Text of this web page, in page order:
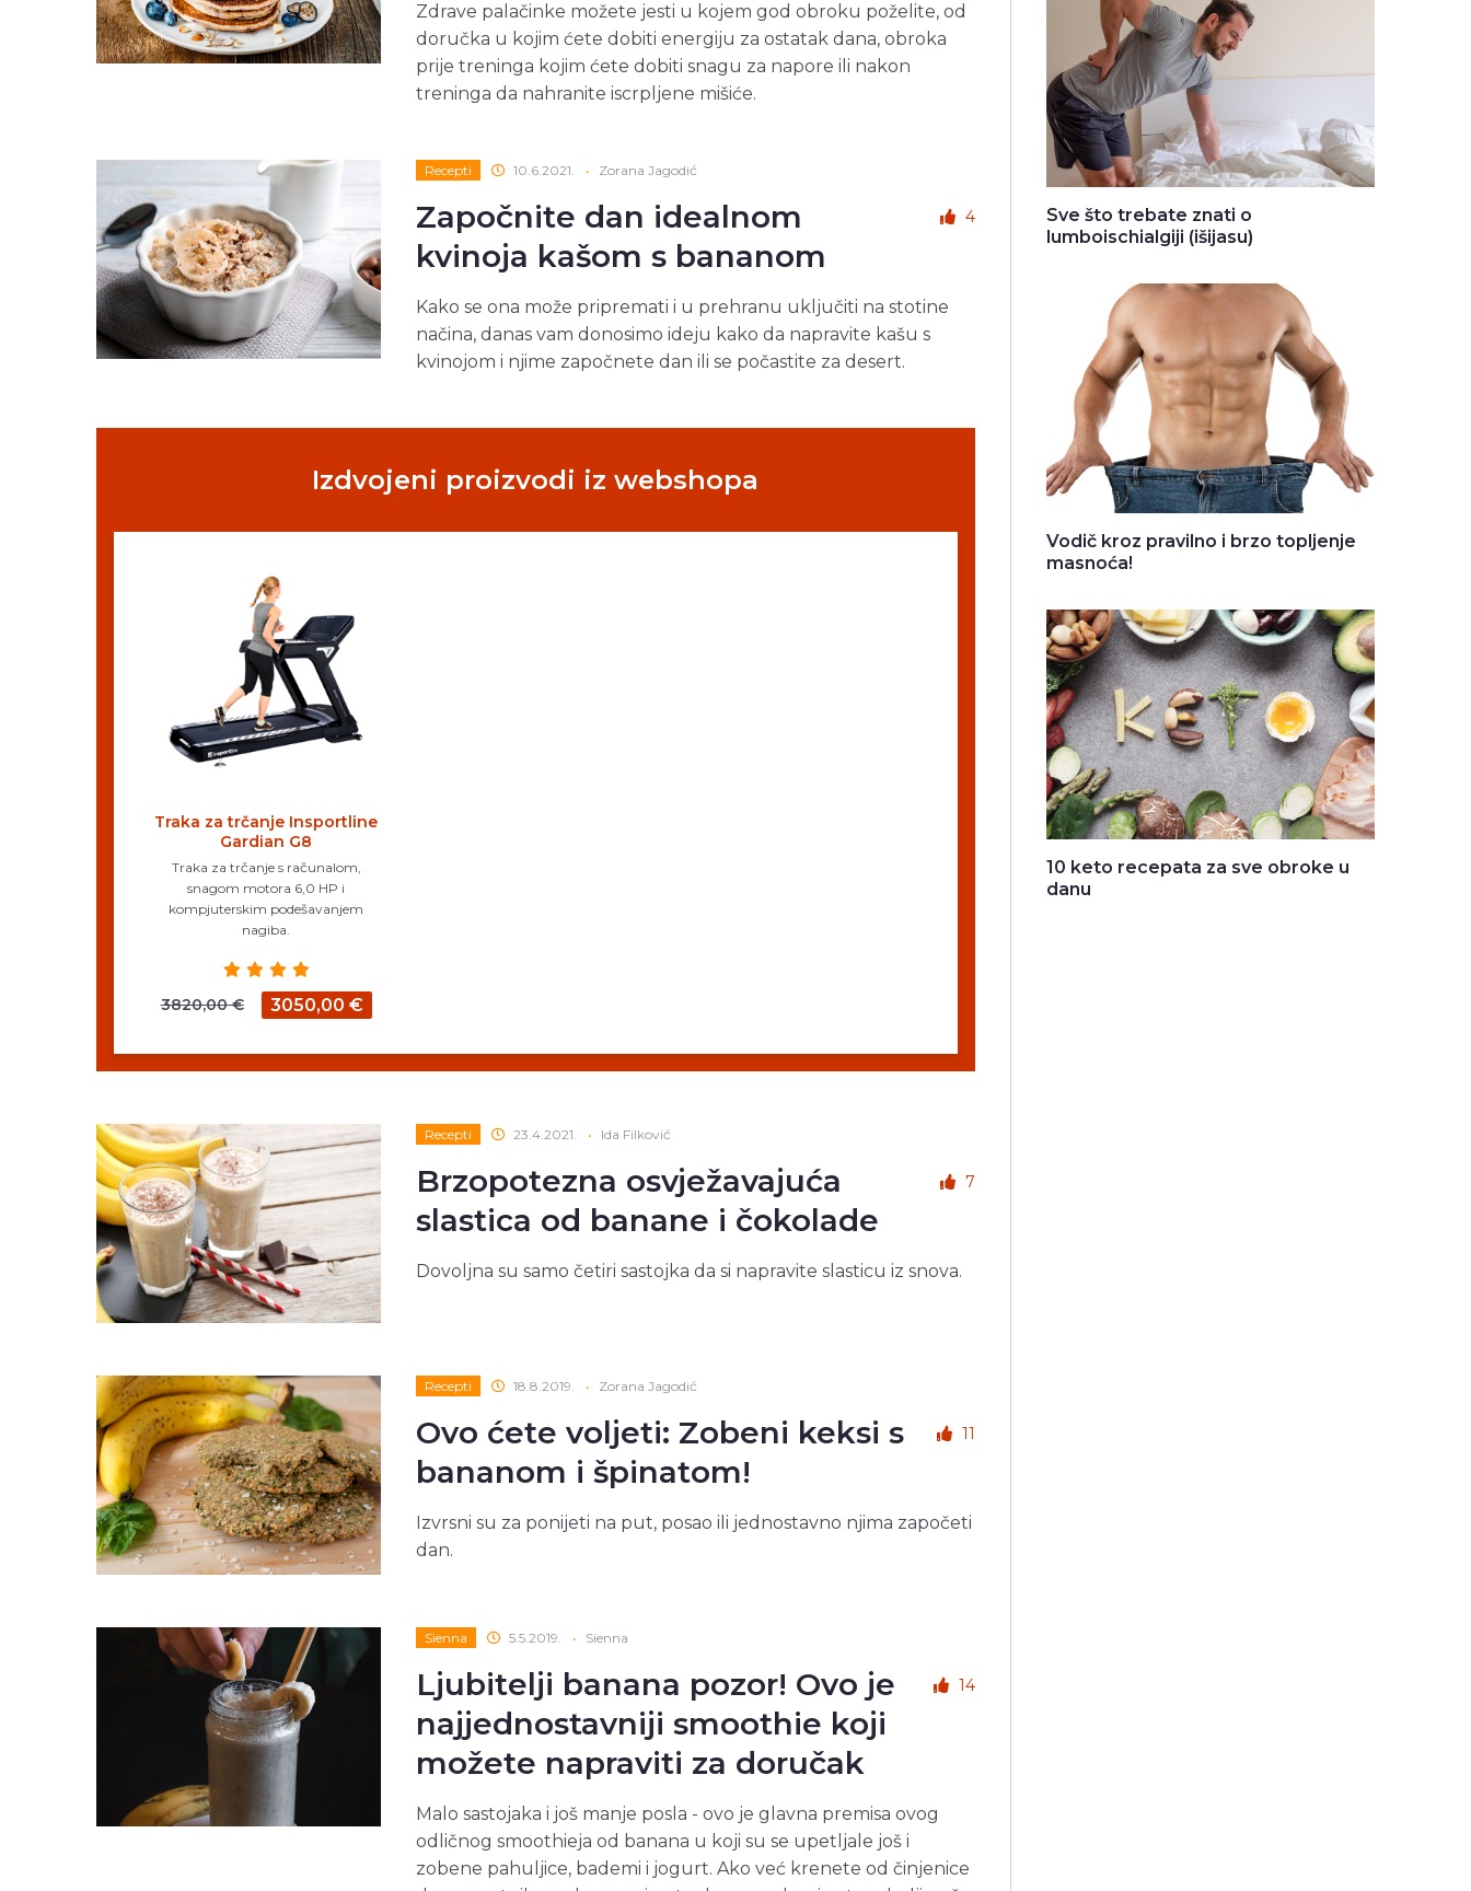
Zdrave palačinke možete jesti u kojem god obroku poželite, od
doručka u kojim ćete dobiti energiju za ostatak dana, obroka
prije treninga kojim ćete dobiti snagu za napore ili nakon
treninga da nahranite iscrpljene mišiće.
Recepti 10.6.2021. • Zorana Jagodić
Započnite dan idealnom
kvinoja kašom s bananom
4
Kako se ona može pripremati i u prehranu uključiti na stotine
načina, danas vam donosimo ideju kako da napravite kašu s
kvinojom i njime započnete dan ili se počastite za desert.
Izdvojeni proizvodi iz webshopa
Traka za trčanje Insportline
Gardian G8
Traka za trčanje s računalom,
snagom motora 6,0 HP i
kompjuterskim podešavanjem
nagiba.
3820,00 € 3050,00 €
Recepti 23.4.2021. • Ida Filković
Brzopotezna osvježavajuća
slastica od banane i čokolade
7
Dovoljna su samo četiri sastojka da si napravite slasticu iz snova.
Recepti 18.8.2019. • Zorana Jagodić
Ovo ćete voljeti: Zobeni keksi s
bananom i špinatom!
11
Izvrsni su za ponijeti na put, posao ili jednostavno njima započeti
dan.
Sienna 5.5.2019. • Sienna
Ljubitelji banana pozor! Ovo je
najjednostavniji smoothie koji
možete napraviti za doručak
14
Malo sastojaka i još manje posla - ovo je glavna premisa ovog
odličnog smoothieja od banana u koji su se upetljale još i
zobene pahuljice, bademi i jogurt. Ako već krenete od činjenice
Sve što trebate znati o
lumboischialgiji (išijasu)
Vodič kroz pravilno i brzo topljenje
masnoća!
10 keto recepata za sve obroke u
danu